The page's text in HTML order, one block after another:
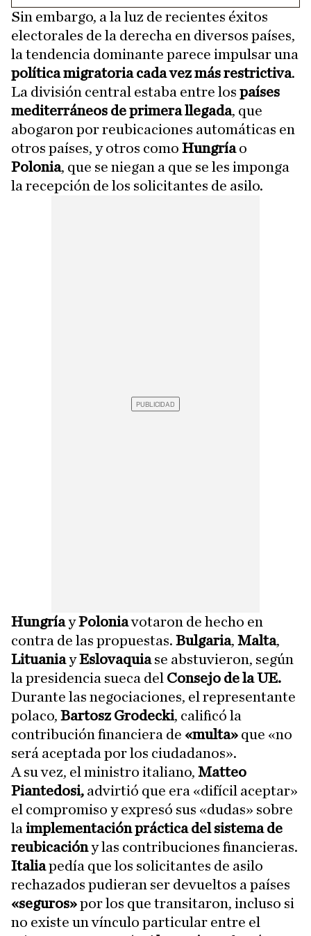
Sin embargo, a la luz de recientes éxitos
electorales de la derecha en diversos países,
la tendencia dominante parece impulsar una
política migratoria cada vez más restrictiva.
La división central estaba entre los países
mediterráneos de primera llegada, que
abogaron por reubicaciones automáticas en
otros países, y otros como Hungríao
Polonia, que se niegan a que se les imponga
la recepción de los solicitantes de asilo.
HungríayPoloniavotaron de hecho en
contra de las propuestas. Bulgaria, Malta,
LituaniayEslovaquiase abstuvieron, según
la presidencia sueca del Consejo de la UE.
Durante las negociaciones, el representante
polaco, Bartosz Grodecki, calificó la
contribución financiera de «multa» que «no
será aceptada por los ciudadanos».
A su vez, el ministro italiano, Matteo
Piantedosi, advirtió que era «difícil aceptar»
el compromiso y expresó sus «dudas» sobre
la implementación práctica del sistema de
reubicacióny las contribuciones financieras.
Italiapedía que los solicitantes de asilo
rechazados pudieran ser devueltos a países
«seguros»por los que transitaron, incluso si
no existe un vínculo particular entre el